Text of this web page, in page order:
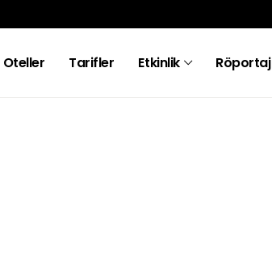
Oteller Tarifler Etkinlik Röportaj